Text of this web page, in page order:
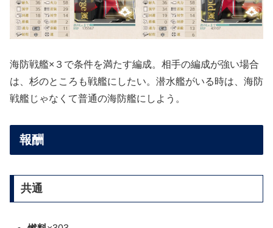
海防戦艦×３で条件を満たす編成。相手の編成が強い場合
は、杉のところも戦艦にしたい。潜水艦がいる時は、海防
戦艦じゃなくて普通の海防艦にしよう。
報酬
共通